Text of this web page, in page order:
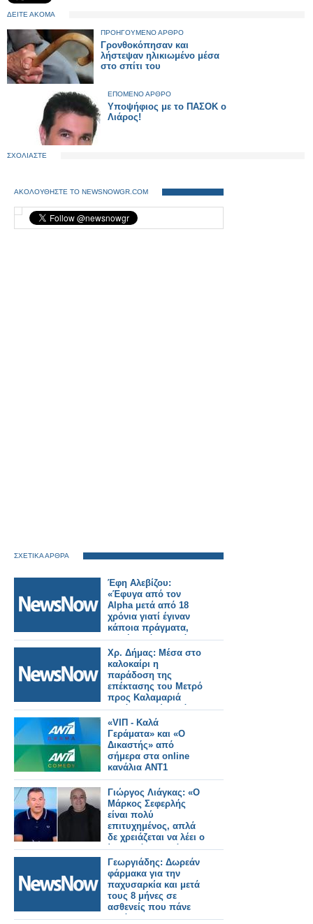
ΔΕΙΤΕ ΑΚΟΜΑ
ΠΡΟΗΓΟΥΜΕΝΟ ΑΡΘΡΟ
Γρονθοκόπησαν και
λήστεψαν ηλικιωμένο μέσα
στο σπίτι του
ΕΠΟΜΕΝΟ ΑΡΘΡΟ
Υποψήφιος με το ΠΑΣΟΚ ο
Λιάρος!
ΣΧΟΛΙΑΣΤΕ
ΑΚΟΛΟΥΘΗΣΤΕ ΤΟ NEWSNOWGR.COM
ΣΧΕΤΙΚΑ ΑΡΘΡΑ
Έφη Αλεβίζου:
«Έφυγα από τον
Alpha μετά από 18
χρόνια γιατί έγιναν
κάποια πράγματα,
δεν ήταν όλα καλά»
Χρ. Δήμας: Μέσα στο
καλοκαίρι η
παράδοση της
επέκτασης του Μετρό
προς Καλαμαριά
–«Πάνε πολύ καλά τα
δοκιμαστικά».
«VIΠ - Καλά
Γεράματα» και «Ο
Δικαστής» από
σήμερα στα online
κανάλια ANT1
Comedy & ANT1
Drama μέσα απο το
antenna.gr
Γιώργος Λιάγκας: «Ο
Μάρκος Σεφερλής
είναι πολύ
επιτυχημένος, απλά
δε χρειάζεται να λέει ο
ίδιος πόσο καλά
πάει»
Γεωργιάδης: Δωρεάν
φάρμακα για την
παχυσαρκία και μετά
τους 8 μήνες σε
ασθενείς που πάνε
καλά